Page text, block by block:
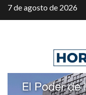
Saltar
al
7 de agosto de 2026